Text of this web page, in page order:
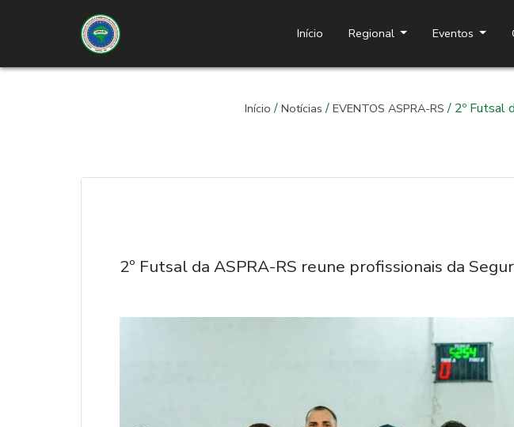
Início Regional Eventos
Início/ Notícias/ EVENTOS ASPRA-RS/ 2º Futsal
2º Futsal da ASPRA-RS reune profissionais da